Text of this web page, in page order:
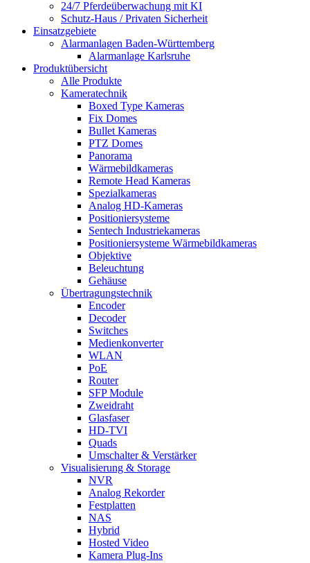
24/7 Pferdeüberwachung mit KI
Schutz-Haus / Privaten Sicherheit
Einsatzgebiete
Alarmanlagen Baden-Württemberg
Alarmanlage Karlsruhe
Produktübersicht
Alle Produkte
Kameratechnik
Boxed Type Kameras
Fix Domes
Bullet Kameras
PTZ Domes
Panorama
Wärmebildkameras
Remote Head Kameras
Spezialkameras
Analog HD-Kameras
Positioniersysteme
Sentech Industriekameras
Positioniersysteme Wärmebildkameras
Objektive
Beleuchtung
Gehäuse
Übertragungstechnik
Encoder
Decoder
Switches
Medienkonverter
WLAN
PoE
Router
SFP Module
Zweidraht
Glasfaser
HD-TVI
Quads
Umschalter & Verstärker
Visualisierung & Storage
NVR
Analog Rekorder
Festplatten
NAS
Hybrid
Hosted Video
Kamera Plug-Ins